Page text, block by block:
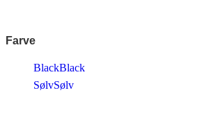
Farve
BlackBlack
SølvSølv